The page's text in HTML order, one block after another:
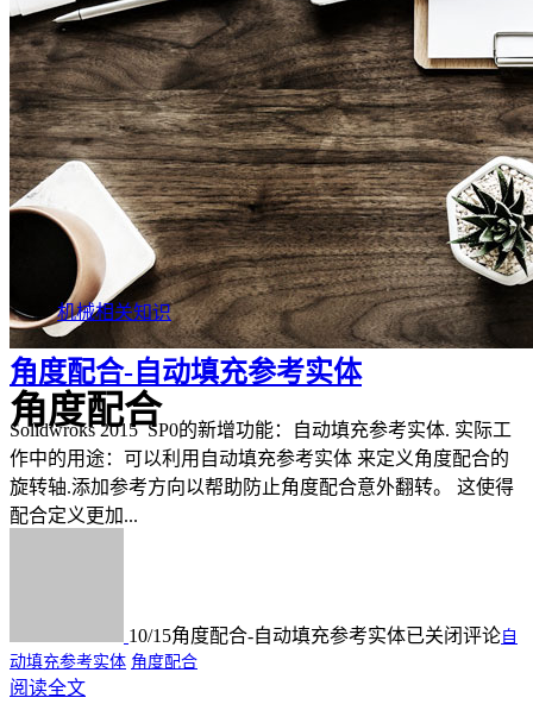
角度配合
机械相关知识
角度配合-自动填充参考实体
Solidwroks 2015 SP0的新增功能：自动填充参考实体. 实际工
作中的用途：可以利用自动填充参考实体 来定义角度配合的
旋转轴.添加参考方向以帮助防止角度配合意外翻转。 这使得
配合定义更加...
10/15角度配合-自动填充参考实体已关闭评论 自
动填充参考实体 角度配合
阅读全文